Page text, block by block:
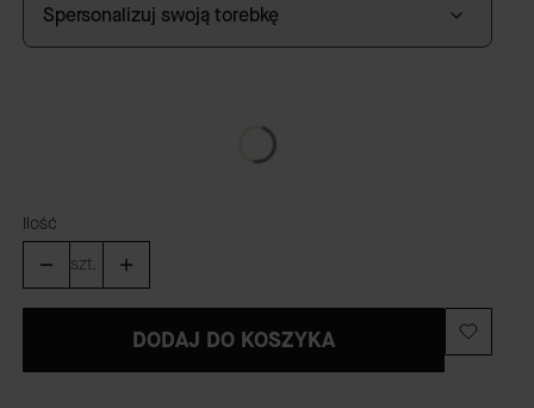
Spersonalizuj swoją torebkę
Ilość
szt.
DODAJ DO KOSZYKA